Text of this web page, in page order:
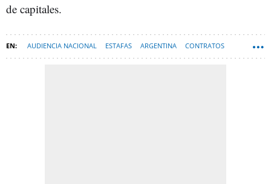
de capitales.
AUDIENCIA NACIONAL ESTAFAS ARGENTINA CONTRATOS